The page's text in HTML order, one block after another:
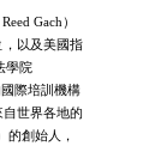
Gach）
以及美國指
學院
國際培訓機構
世界各地的
的創始人，